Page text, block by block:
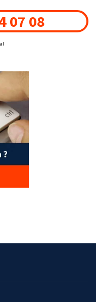
07 08